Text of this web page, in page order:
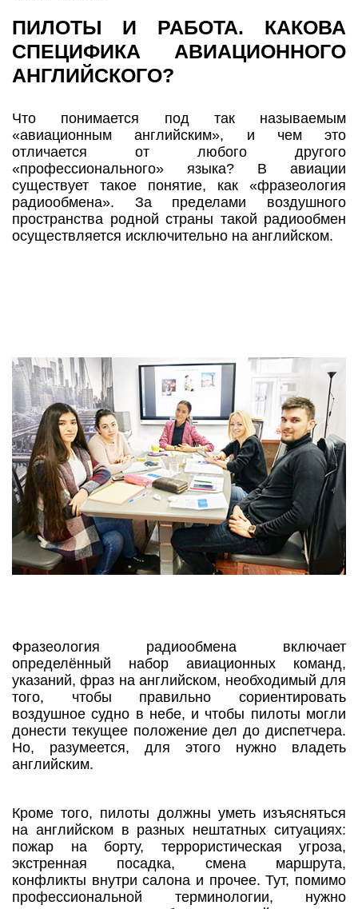
ПИЛОТЫ И РАБОТА. КАКОВА
СПЕЦИФИКА АВИАЦИОННОГО
АНГЛИЙСКОГО?
Что понимается под так называемым
«авиационным английским», и чем это
отличается от любого другого
«профессионального» языка? В авиации
существует такое понятие, как «фразеология
радиообмена». За пределами воздушного
пространства родной страны такой радиообмен
осуществляется исключительно на английском.
Фразеология радиообмена включает
определённый набор авиационных команд,
указаний, фраз на английском, необходимый для
того, чтобы правильно сориентировать
воздушное судно в небе, и чтобы пилоты могли
донести текущее положение дел до диспетчера.
Но, разумеется, для этого нужно владеть
английским.
Кроме того, пилоты должны уметь изъясняться
на английском в разных нештатных ситуациях:
пожар на борту, террористическая угроза,
экстренная посадка, смена маршрута,
конфликты внутри салона и прочее. Тут, помимо
профессиональной терминологии, нужно